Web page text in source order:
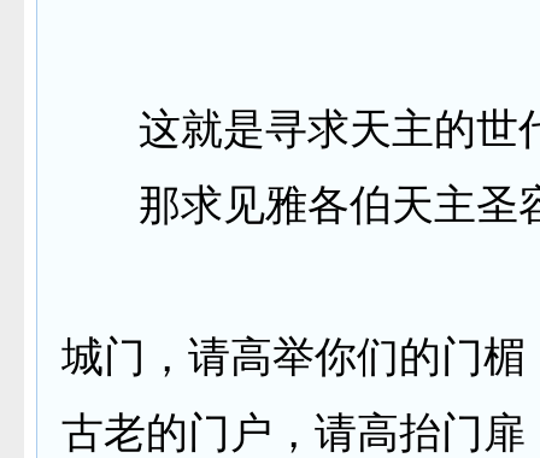
这就是寻求天主的世
那求见雅各伯天主圣
城门，请高举你们的门楣
古老的门户，请高抬门扉